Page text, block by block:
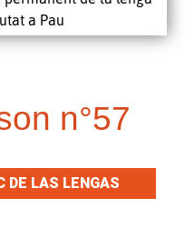
a Pau
n°57
DE LAS LENGAS